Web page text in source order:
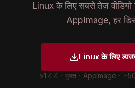
Linux के लिए सबसे तेज़ वीडियो
AppImage, हर
Linux के लिए
v1.4.4 · मुफ्त · AppImage ·